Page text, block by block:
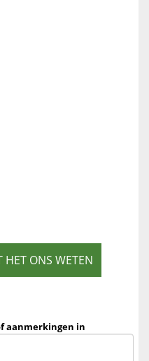
HET ONS WETEN
aanmerkingen in